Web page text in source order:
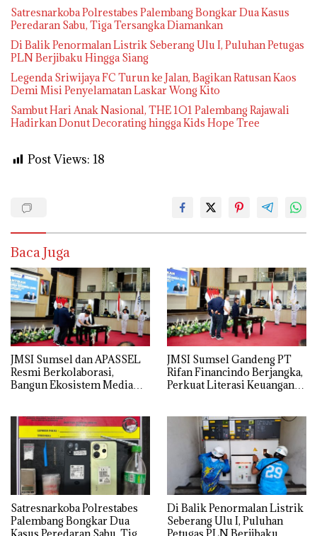
Satresnarkoba Polrestabes Palembang Bongkar Dua Kasus
Peredaran Sabu, Tiga Tersangka Diamankan
Di Balik Penormalan Listrik Seberang Ulu I, Puluhan Petugas
PLN Berjibaku Hingga Siang
Legenda Sriwijaya FC Turun ke Jalan, Bagikan Ratusan Kaos
Demi Misi Penyelamatan Laskar Wong Kito
Sambut Hari Anak Nasional, THE 1O1 Palembang Rajawali
Hadirkan Donut Decorating hingga Kids Hope Tree
Post Views: 18
Baca Juga
JMSI Sumsel dan APASSEL
Resmi Berkolaborasi,
Bangun Ekosistem Media
Kreatif
JMSI Sumsel Gandeng PT
Rifan Financindo Berjangka,
Perkuat Literasi Keuangan
Satresnarkoba Polrestabes
Palembang Bongkar Dua
Kasus Peredaran Sabu, Tiga
Di Balik Penormalan Listrik
Seberang Ulu I, Puluhan
Petugas PLN Berjibaku